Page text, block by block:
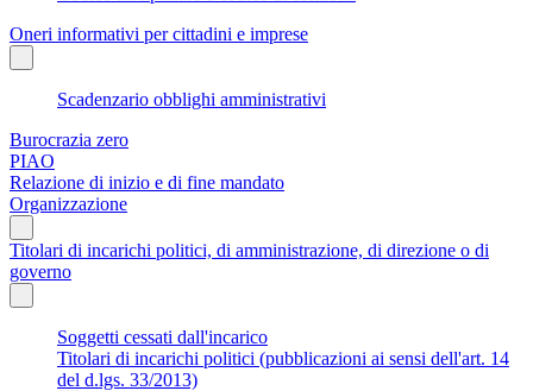
Oneri informativi per cittadini e imprese
Scadenzario obblighi amministrativi
Burocrazia zero
PIAO
Relazione di inizio e di fine mandato
Organizzazione
Titolari di incarichi politici, di amministrazione, di direzione o di
governo
Soggetti cessati dall'incarico
Titolari di incarichi politici (pubblicazioni ai sensi dell'art. 14
del d.lgs. 33/2013)